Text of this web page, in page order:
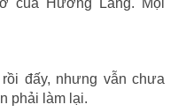
đấy, nhưng vẫn chưa
phải làm lại.